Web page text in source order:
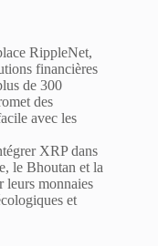
RippleNet,
financières
de 300
des
avec les
XRP dans
le Bhoutan et la
leurs monnaies
et